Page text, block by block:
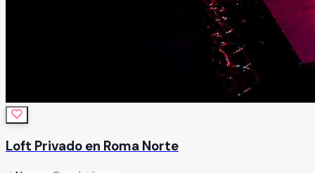
Loft Privado en Roma Norte